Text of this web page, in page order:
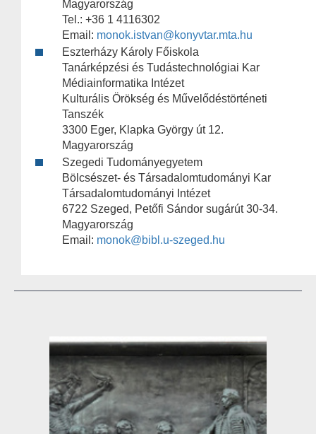
Magyarország
Tel.: +36 1 4116302
Email: monok.istvan@konyvtar.mta.hu
Eszterházy Károly Főiskola
Tanárképzési és Tudástechnológiai Kar
Médiainformatika Intézet
Kulturális Örökség és Művelődéstörténeti
Tanszék
3300 Eger, Klapka György út 12.
Magyarország
Szegedi Tudományegyetem
Bölcsészet- és Társadalomtudományi Kar
Társadalomtudományi Intézet
6722 Szeged, Petőfi Sándor sugárút 30-34.
Magyarország
Email: monok@bibl.u-szeged.hu